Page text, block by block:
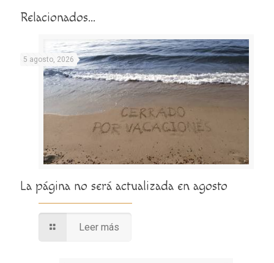
Relacionados...
5 agosto, 2026
La página no será actualizada en agosto
Leer más